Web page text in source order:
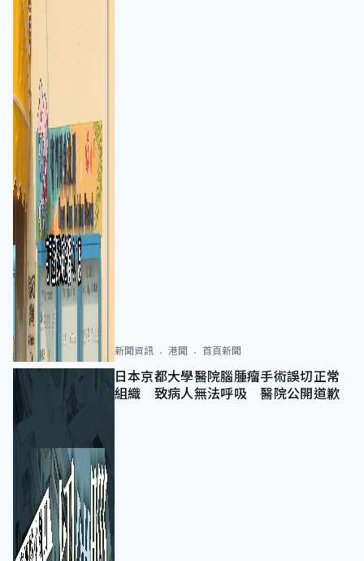
新聞資訊 港聞 首頁新聞
日本京都大學醫院腦腫瘤手術誤切正常
組織 致病人無法呼吸 醫院公開道歉